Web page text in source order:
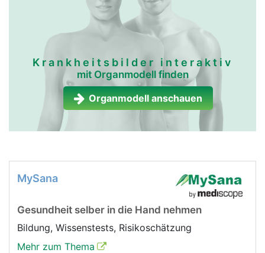
Krankheitsbilder interaktiv
mit Organmodell finden
Organmodell anschauen
MySana
Gesundheit selber in die Hand nehmen
Bildung, Wissenstests, Risikoschätzung
Mehr zum Thema